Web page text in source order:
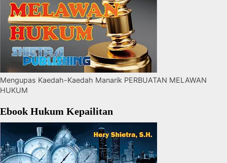
Mengupas Kaedah-Kaedah Manarik PERBUATAN MELAWAN
HUKUM
Ebook Hukum Kepailitan